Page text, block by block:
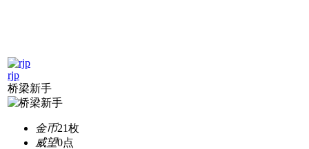
rjp
桥梁新手
金币21枚
威望0点